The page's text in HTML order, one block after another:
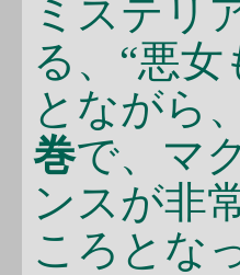
ミステリ
る、“悪
とながら
巻で、マ
ンスが非
ころとな